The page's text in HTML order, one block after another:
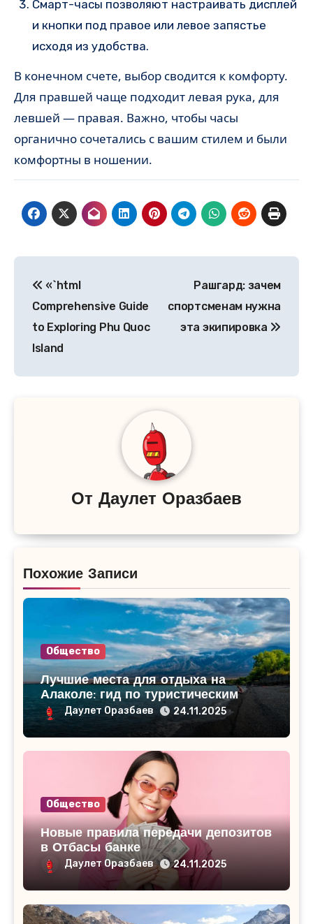
Смарт-часы позволяют настраивать дисплей
и кнопки под правое или левое запястье
исходя из удобства.
В конечном счете, выбор сводится к комфорту.
Для правшей чаще подходит левая рука, для
левшей — правая. Важно, чтобы часы
органично сочетались с вашим стилем и были
комфортны в ношении.
по
записям
«`html
Comprehensive Guide
to Exploring Phu Quoc
Island
Рашгард: зачем
спортсменам нужна
эта экипировка
От Даулет Оразбаев
Похожие Записи
Общество
Лучшие места для отдыха на
Алаколе: гид по туристическим
базамДаулет Оразбаев 24.11.2025
Общество
Новые правила передачи депозитов
в Отбасы банке
Даулет Оразбаев 24.11.2025